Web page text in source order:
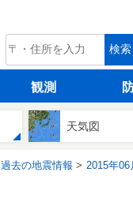
tenki.jp 検索
観測
天気図
過去の地震情報 2015年06